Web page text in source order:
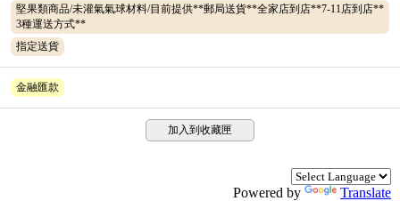
堅果類商品/未灌氣氣球材料/目前提供**郵局送貨**全家店到店**7-11店到店**
3種運送方式**
指定送貨
金融匯款
加入到收藏匣
Powered by Translate